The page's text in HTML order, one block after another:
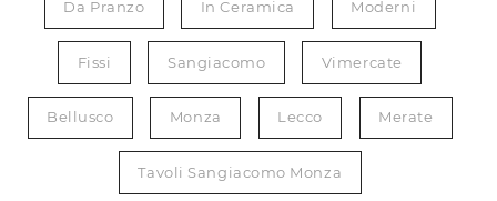
Da Pranzo In Ceramica Moderni
Fissi Sangiacomo Vimercate
Bellusco Monza Lecco Merate
Tavoli Sangiacomo Monza